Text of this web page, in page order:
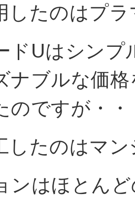
ラム
せ
したのはプ
ドUはシンプ
ナブルな価
のですが・
したのはマ
ンはほとん